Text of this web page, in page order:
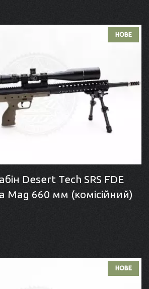
НОВЕ
Desert Tech SRS FDE
Mag 660 мм (комісійний)
НОВЕ